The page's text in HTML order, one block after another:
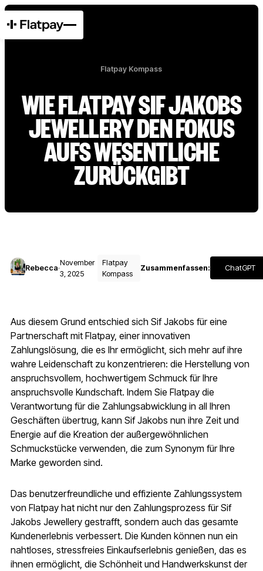
Flatpay Kompass
WIE FLATPAY SIF JAKOBS
JEWELLERY DEN FOKUS
AUFS WESENTLICHE
ZURÜCKGIBT
Rebecca·
November
3, 2025
Flatpay
Kompass
Zusammenfassen: ChatGPT
Aus diesem Grund entschied sich Sif Jakobs für eine
Partnerschaft mit Flatpay, einer innovativen
Zahlungslösung, die es Ihr ermöglicht, sich mehr auf ihre
wahre Leidenschaft zu konzentrieren: die Herstellung von
anspruchsvollem, hochwertigem Schmuck für Ihre
anspruchsvolle Kundschaft. Indem Sie Flatpay die
Verantwortung für die Zahlungsabwicklung in all Ihren
Geschäften übertrug, kann Sif Jakobs nun ihre Zeit und
Energie auf die Kreation der außergewöhnlichen
Schmuckstücke verwenden, die zum Synonym für Ihre
Marke geworden sind.
Das benutzerfreundliche und effiziente Zahlungssystem
von Flatpay hat nicht nur den Zahlungsprozess für Sif
Jakobs Jewellery gestrafft, sondern auch das gesamte
Kundenerlebnis verbessert. Die Kunden können nun ein
nahtloses, stressfreies Einkaufserlebnis genießen, das es
ihnen ermöglicht, die Schönheit und Handwerkskunst der